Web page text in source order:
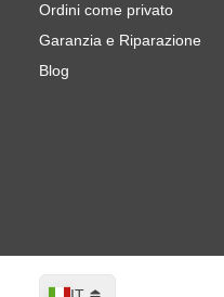
Ordini come privato
Garanzia e Riparazione
Blog
Lingua